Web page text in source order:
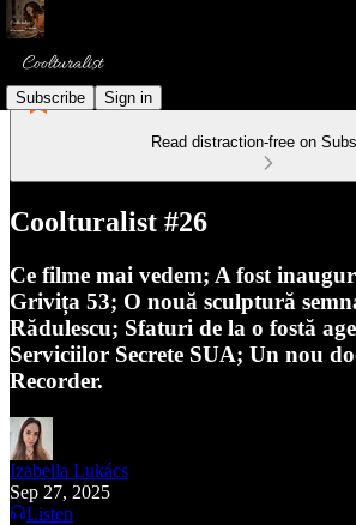
Subscribe Sign in
Read distraction-free on
Coolturalist #26
Ce filme mai vedem; A fost
Grivița 53; O nouă sculptură
Rădulescu; Sfaturi de la o fostă
Serviciilor Secrete SUA; Un nou
Recorder.
Izabella Lukács
Sep 27, 2025
Listen